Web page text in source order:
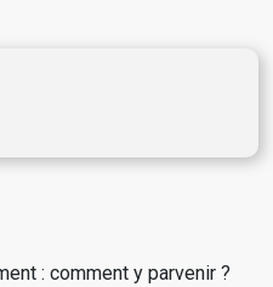
: comment y parvenir ?